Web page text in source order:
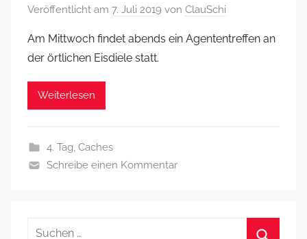
Veröffentlicht am 7. Juli 2019 von ClauSchi
Am Mittwoch findet abends ein Agententreffen an
der örtlichen Eisdiele statt.
Weiterlesen
4. Tag, Caches
Schreibe einen Kommentar
Suchen